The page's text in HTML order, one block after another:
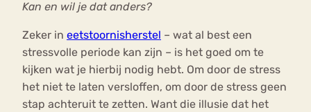
Kan en wil je dat anders?
Zeker in eetstoornisherstel – wat al best een
stressvolle periode kan zijn – is het goed om te
kijken wat je hierbij nodig hebt. Om door de stress
het niet te laten versloffen, om door de stress geen
stap achteruit te zetten. Want die illusie dat het